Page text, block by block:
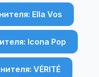
Ella Vos
Icona Pop
VÉRITÉ